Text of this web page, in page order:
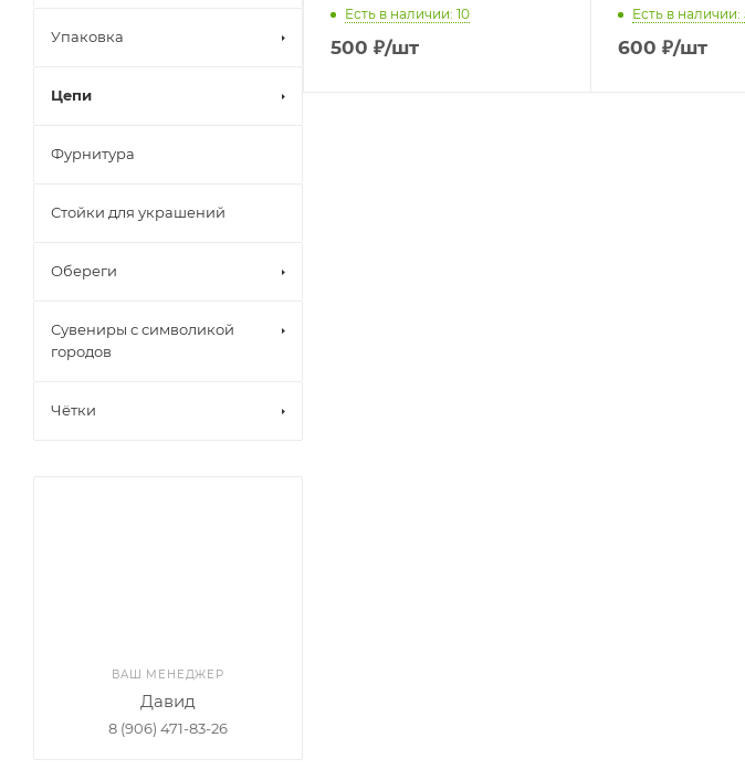
Есть в наличии: 10
500 ₽/шт
Есть в наличии:
600 ₽/шт
Упаковка
Цепи
Фурнитура
Стойки для украшений
Обереги
Сувениры с символикой
городов
Чётки
ВАШ МЕНЕДЖЕР
Давид
8 (906) 471-83-26